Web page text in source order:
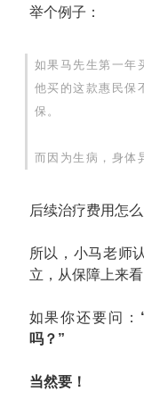
举个例子：
如果马先生第一年
他买的这款惠民保
保。
而因为生病，身体
后续治疗费用怎
所以，小马老师
立，从保障上来看
如果你还要问：
吗？”
当然要！